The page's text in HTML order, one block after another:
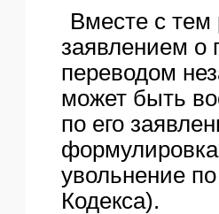
Вместе с тем
заявлением о
переводом
может быть
по его
увольнение
Кодекса).